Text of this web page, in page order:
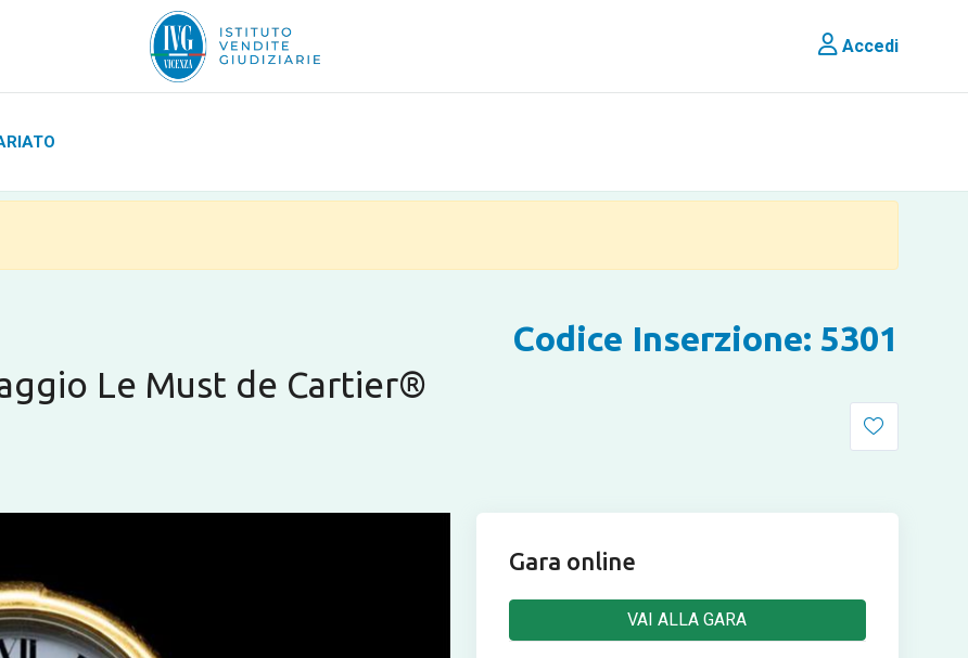
Accedi
Codice Inserzione: 5301
Le Must de Cartier®
Gara online
VAI ALLA GARA